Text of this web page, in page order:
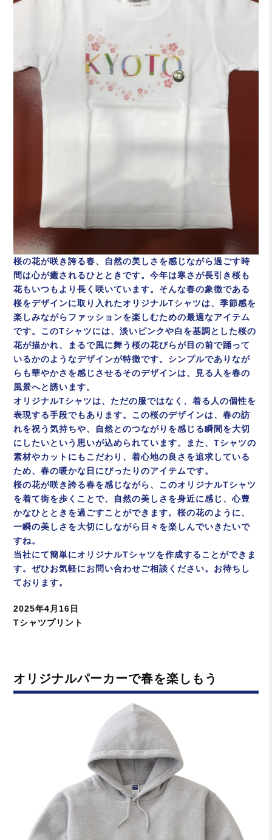
桜の花が咲き誇る春、自然の美しさを感じながら過ごす時
間は心が癒されるひとときです。今年は寒さが長引き桜も
花もいつもより長く咲いています。そんな春の象徴である
桜をデザインに取り入れたオリジナルTシャツは、季節感を
楽しみながらファッションを楽しむための最適なアイテム
です。このTシャツには、淡いピンクや白を基調とした桜の
花が描かれ、まるで風に舞う桜の花びらが目の前で踊って
いるかのようなデザインが特徴です。シンプルでありなが
らも華やかさを感じさせるそのデザインは、見る人を春の
風景へと誘います。
オリジナルTシャツは、ただの服ではなく、着る人の個性を
表現する手段でもあります。この桜のデザインは、春の訪
れを祝う気持ちや、自然とのつながりを感じる瞬間を大切
にしたいという思いが込められています。また、Tシャツの
素材やカットにもこだわり、着心地の良さを追求している
ため、春の暖かな日にぴったりのアイテムです。
桜の花が咲き誇る春を感じながら、このオリジナルTシャツ
を着て街を歩くことで、自然の美しさを身近に感じ、心豊
かなひとときを過ごすことができます。桜の花のように、
一瞬の美しさを大切にしながら日々を楽しんでいきたいで
すね。
当社にて簡単にオリジナルTシャツを作成することができま
す。ぜひお気軽にお問い合わせご相談ください。お待ちし
ております。
投
稿
2025年4月16日
カ
ー
Tシャツプリント
オリジナルパーカーで春を楽しもう